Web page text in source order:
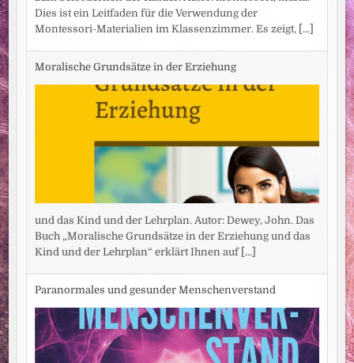
Dies ist ein Leitfaden für die Verwendung der
Montessori-Materialien im Klassenzimmer. Es zeigt, [...]
Moralische Grundsätze in der Erziehung
und das Kind und der Lehrplan. Autor: Dewey, John. Das
Buch „Moralische Grundsätze in der Erziehung und das
Kind und der Lehrplan“ erklärt Ihnen auf [...]
Paranormales und gesunder Menschenverstand